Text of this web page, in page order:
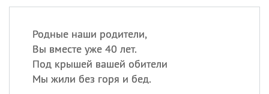
Родные наши родители,
Вы вместе уже 40 лет.
Под крышей вашей обители
Мы жили без горя и бед.